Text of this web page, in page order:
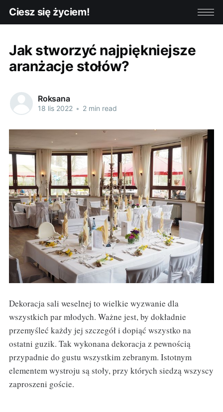
Ciesz się życiem!
Jak stworzyć najpiękniejsze
aranżacje stołów?
Roksana
18 lis 2022 • 2 min read
Dekoracja sali weselnej to wielkie wyzwanie dla
wszystkich par młodych. Ważne jest, by dokładnie
przemyśleć każdy jej szczegół i dopiąć wszystko na
ostatni guzik. Tak wykonana dekoracja z pewnością
przypadnie do gustu wszystkim zebranym. Istotnym
elementem wystroju są stoły, przy których siedzą wszyscy
zaproszeni goście.